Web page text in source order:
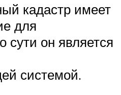
кадастр имеет
для
сути он является
системой.